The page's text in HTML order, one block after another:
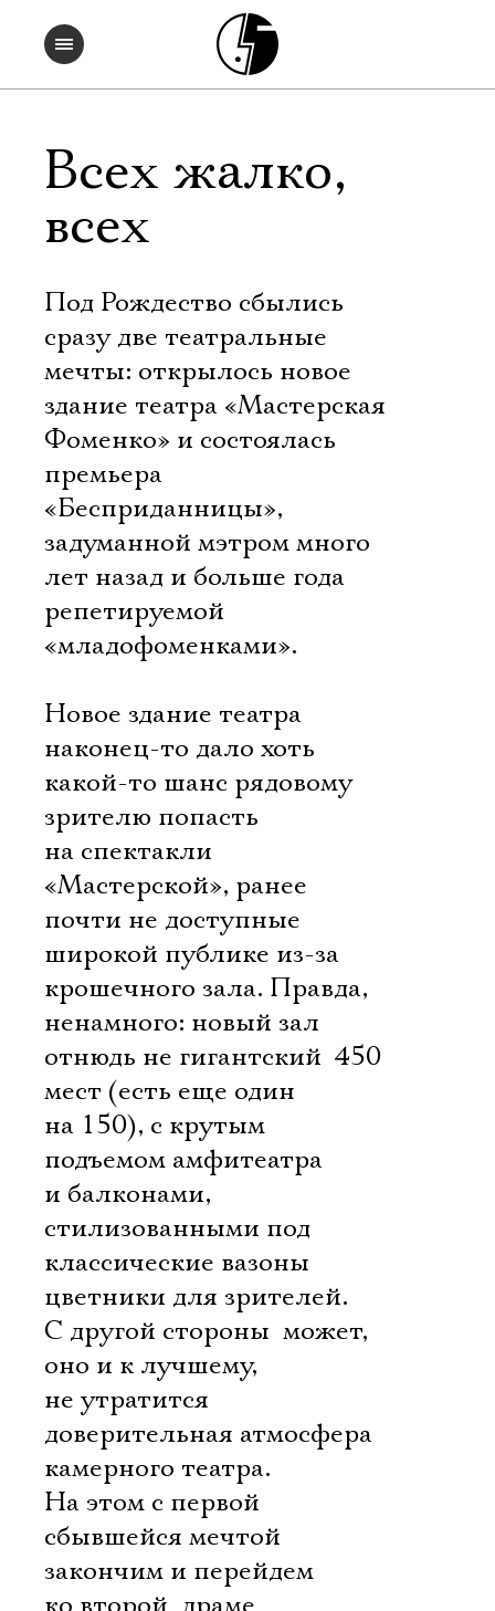
Всех жалко,
всех
Под Рождество сбылись
сразу две театральные
мечты: открылось новое
здание театра «Мастерская
Фоменко» и состоялась
премьера
«Бесприданницы»,
задуманной мэтром много
лет назад и больше года
репетируемой
«младофоменками».
Новое здание театра
наконец-то дало хоть
какой-то шанс рядовому
зрителю попасть
на спектакли
«Мастерской», ранее
почти не доступные
широкой публике из-за
крошечного зала. Правда,
ненамного: новый зал
отнюдь не гигантский  450
мест (есть еще один 
на 150), с крутым
подъемом амфитеатра
и балконами,
стилизованными под
классические вазоны 
цветники для зрителей.
С другой стороны  может,
оно и к лучшему,
не утратится
доверительная атмосфера
камерного театра.
На этом с первой
сбывшейся мечтой
закончим и перейдем